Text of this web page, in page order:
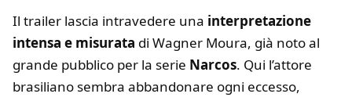
Il trailer lascia intravedere una interpretazione
intensa e misurata di Wagner Moura, già noto al
grande pubblico per la serie Narcos. Qui l’attore
brasiliano sembra abbandonare ogni eccesso,